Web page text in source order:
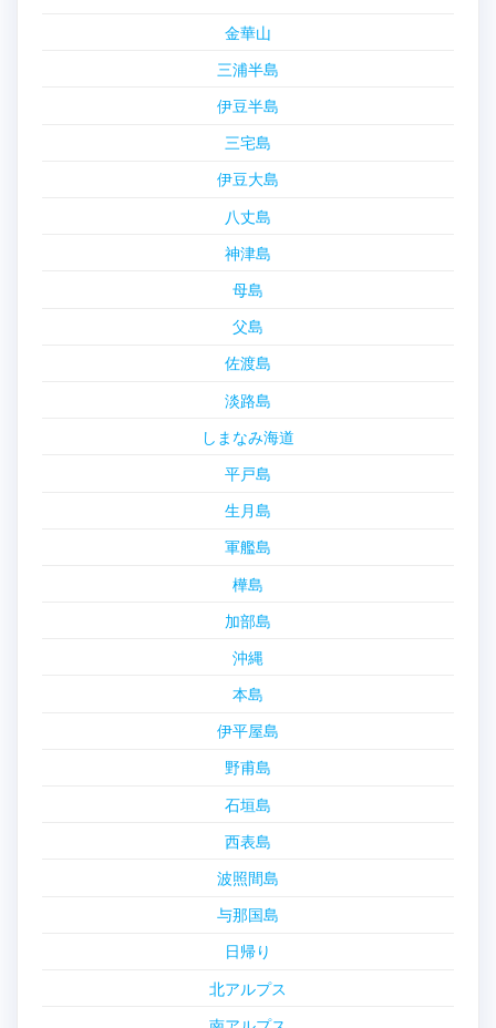
金華山
三浦半島
伊豆半島
三宅島
伊豆大島
八丈島
神津島
母島
父島
佐渡島
淡路島
しまなみ海道
平戸島
生月島
軍艦島
樺島
加部島
沖縄
本島
伊平屋島
野甫島
石垣島
西表島
波照間島
与那国島
日帰り
北アルプス